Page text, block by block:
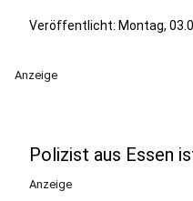
Veröffentlicht: Montag,
Anzeige
Polizist aus Essen
Anzeige